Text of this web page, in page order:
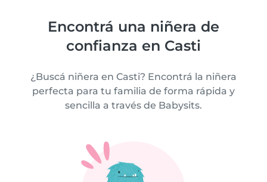
Encontrá una niñera de
confianza en Casti
¿Buscá niñera en Casti? Encontrá la niñera
perfecta para tu familia de forma rápida y
sencilla a través de Babysits.